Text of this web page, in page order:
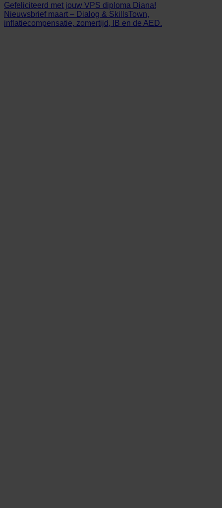
Gefeliciteerd met jouw VPS diploma Diana!
Nieuwsbrief maart – Dialog & SkillsTown,
inflatiecompensatie, zomertijd, IB en de AED.